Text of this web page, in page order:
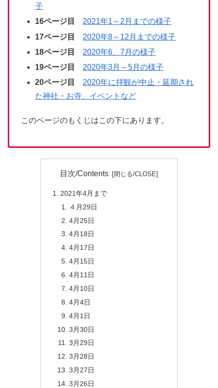
子
16ページ目
2021年1～2月までの様子
17ページ目 2020年8～12月までの様子
18ページ目
2020年6、7月の様子
19ページ目 2020年3月～5月の様子
20ページ目
2020年に拝観が中止・延期され
た神社・お寺、イベントなど
このページのもくじはこの下にあります。
目次/Contents
2021年4月まで
４月29日
4月25日
4月18日
4月17日
4月15日
4月11日
4月10日
4月4日
4月1日
3月30日
3月29日
3月28日
3月27日
3月26日